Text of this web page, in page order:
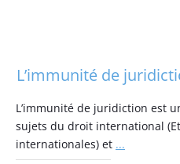
L’immunité de
L’immunité de juridiction est
sujets du droit international
internationales) et ...